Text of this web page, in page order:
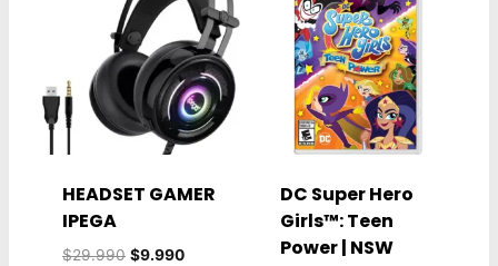
HEADSET GAMER
IPEGA
$29.990 El
$9.990El
DC Super Hero
Girls™: Teen
Power | NSW